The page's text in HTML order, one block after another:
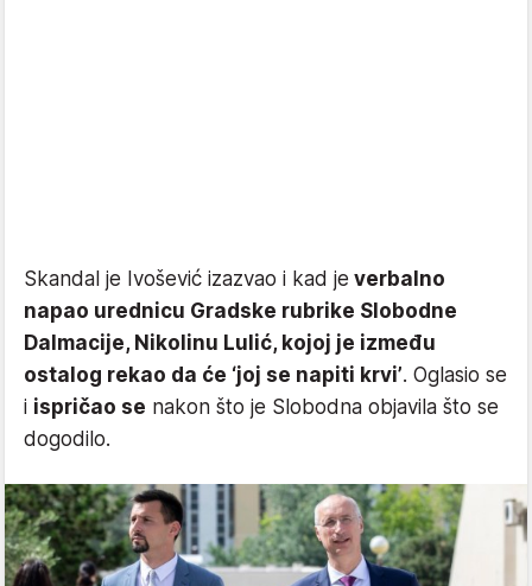
Skandal je Ivošević izazvao i kad je verbalno
napao urednicu Gradske rubrike Slobodne
Dalmacije, Nikolinu Lulić, kojoj je između
ostalog rekao da će ‘joj se napiti krvi’. Oglasio se
i ispričao se nakon što je Slobodna objavila što se
dogodilo.